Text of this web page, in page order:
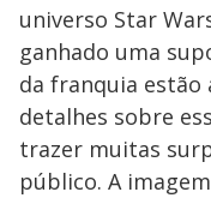
universo Star
ganhado uma
da franquia estão
detalhes sobre
trazer muitas
público. A